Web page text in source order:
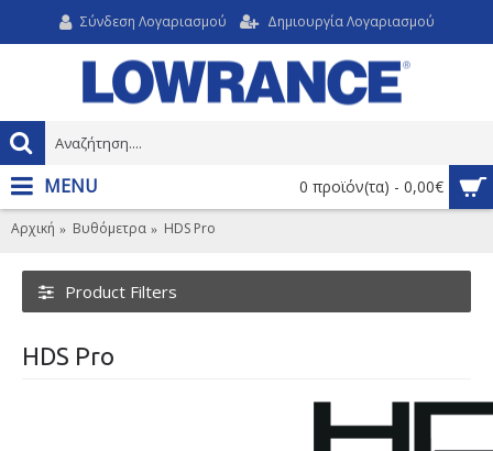
Σύνδεση Λογαριασμού Δημιουργία Λογαριασμού
0 προϊόν(τα) - 0,00€
MENU
Αρχική Βυθόμετρα HDS Pro
Product Filters
HDS Pro